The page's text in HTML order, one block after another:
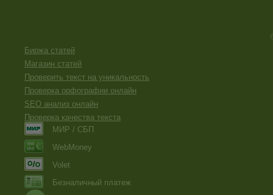
Биржа статей
Магазин статей
Проверить текст на уникальность
Проверка орфографии онлайн
SEO анализ онлайн
Проверка качества текста
МИР / СБП
WebMoney
Volet
Безналичный платеж